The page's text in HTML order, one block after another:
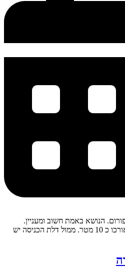
הנושא באמת חשוב ומעניין.
למשרד שלי נכנסים ממסדרון שאורכו כ 10 מטר. ממול דלת הכניסה יש